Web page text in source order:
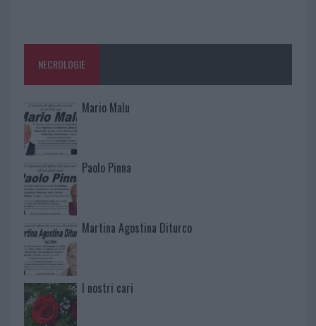
NECROLOGIE
Mario Malu
Paolo Pinna
Martina Agostina Diturco
I nostri cari